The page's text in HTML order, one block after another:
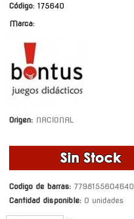
Código: 175640
Marca:
Origen: NACIONAL
Codigo de barras: 7798155604640
Cantidad disponible: 0 unidades